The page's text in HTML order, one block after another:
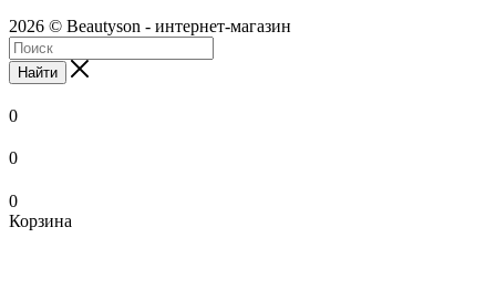
2026 © Beautyson - интернет-магазин
Найти
0
0
0
Корзина